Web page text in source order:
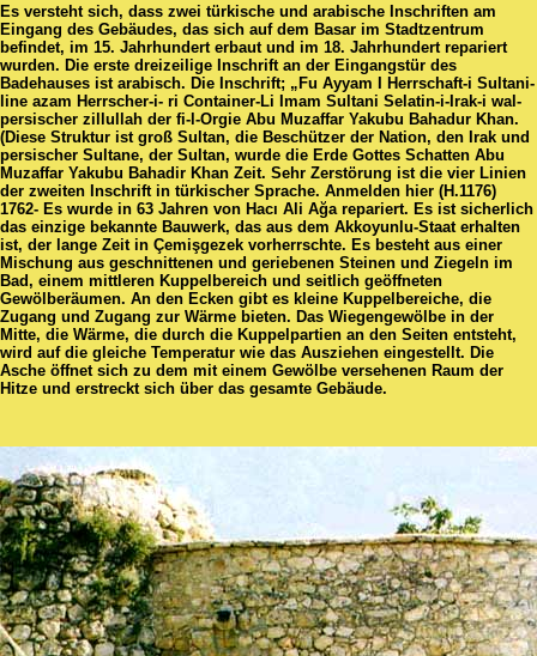
Es versteht sich, dass zwei türkische und arabische Inschriften am
Eingang des Gebäudes, das sich auf dem Basar im Stadtzentrum
befindet, im 15. Jahrhundert erbaut und im 18. Jahrhundert repariert
wurden. Die erste dreizeilige Inschrift an der Eingangstür des
Badehauses ist arabisch. Die Inschrift; „Fu Ayyam I Herrschaft-i Sultani-
line azam Herrscher-i- ri Container-Li Imam Sultani Selatin-i-Irak-i wal-
persischer zillullah der fi-l-Orgie Abu Muzaffar Yakubu Bahadur Khan.
(Diese Struktur ist groß Sultan, die Beschützer der Nation, den Irak und
persischer Sultane, der Sultan, wurde die Erde Gottes Schatten Abu
Muzaffar Yakubu Bahadir Khan Zeit. Sehr Zerstörung ist die vier Linien
der zweiten Inschrift in türkischer Sprache. Anmelden hier (H.1176)
1762- Es wurde in 63 Jahren von Hacı Ali Ağa repariert. Es ist sicherlich
das einzige bekannte Bauwerk, das aus dem Akkoyunlu-Staat erhalten
ist, der lange Zeit in Çemişgezek vorherrschte. Es besteht aus einer
Mischung aus geschnittenen und geriebenen Steinen und Ziegeln im
Bad, einem mittleren Kuppelbereich und seitlich geöffneten
Gewölberäumen. An den Ecken gibt es kleine Kuppelbereiche, die
Zugang und Zugang zur Wärme bieten. Das Wiegengewölbe in der
Mitte, die Wärme, die durch die Kuppelpartien an den Seiten entsteht,
wird auf die gleiche Temperatur wie das Ausziehen eingestellt. Die
Asche öffnet sich zu dem mit einem Gewölbe versehenen Raum der
Hitze und erstreckt sich über das gesamte Gebäude.